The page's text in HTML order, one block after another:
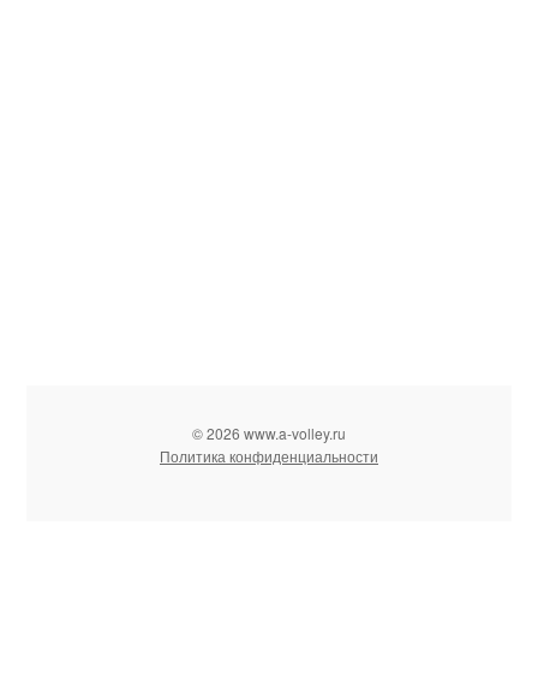
© 2026 www.a-volley.ru
Политика конфиденциальности